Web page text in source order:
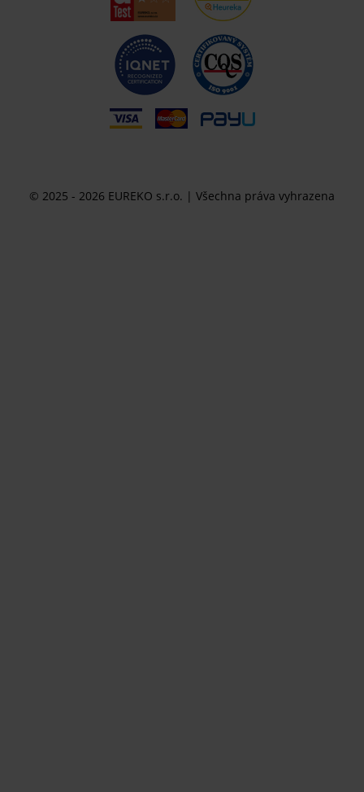
© 2025 - 2026 EUREKO s.r.o. | Všechna práva vyhrazena